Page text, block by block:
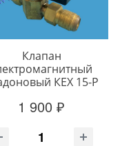
Клапан
КЕХ 15-Р
1 900 ₽